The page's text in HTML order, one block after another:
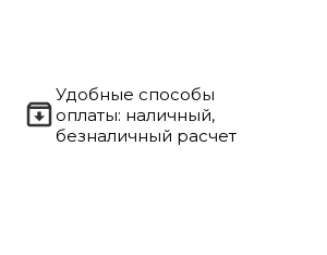
Удобные способы
оплаты: наличный,
безналичный расчет